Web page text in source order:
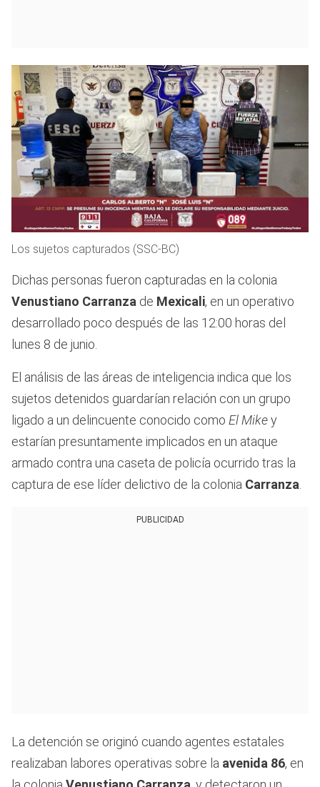
Los sujetos capturados (SSC-BC)
Dichas personas fueron capturadas en la colonia
Venustiano Carranza de Mexicali, en un operativo
desarrollado poco después de las 12:00 horas del
lunes 8 de junio.
El análisis de las áreas de inteligencia indica que los
sujetos detenidos guardarían relación con un grupo
ligado a un delincuente conocido como El Mikey
estarían presuntamente implicados en un ataque
armado contra una caseta de policía ocurrido tras la
captura de ese líder delictivo de la colonia Carranza.
PUBLICIDAD
La detención se originó cuando agentes estatales
realizaban labores operativas sobre la avenida 86, en